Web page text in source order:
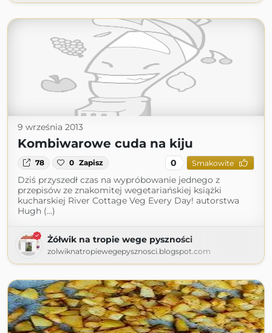
9 września 2013
Kombiwarowe cuda na kiju
78 0 Zapisz 0 Smakowite
Dziś przyszedł czas na wypróbowanie jednego z
przepisów ze znakomitej wegetariańskiej książki
kucharskiej River Cottage Veg Every Day! autorstwa
Hugh (...)
Żółwik na tropie wege pyszności
zolwiknatropiewegepysznosci.blogspot.com